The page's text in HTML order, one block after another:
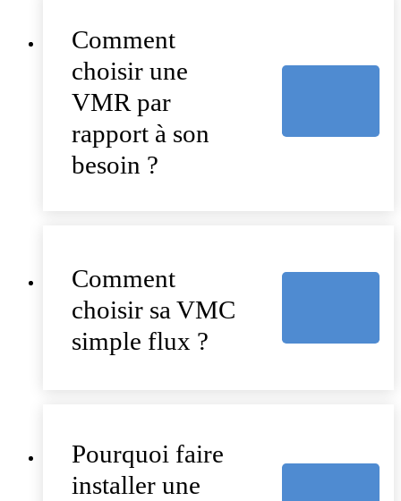
Comment
choisir une
VMR par
rapport à son
besoin ?
Comment
choisir sa VMC
simple flux ?
Pourquoi faire
installer une